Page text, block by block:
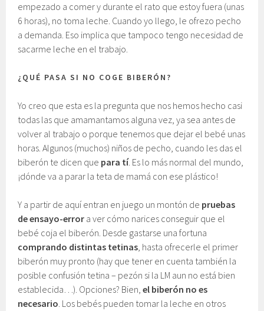
empezado a comer y durante el rato que estoy fuera (unas
6 horas), no toma leche. Cuando yo llego, le ofrezo pecho
a demanda. Eso implica que tampoco tengo necesidad de
sacarme leche en el trabajo.
¿QUÉ PASA SI NO COGE BIBERÓN?
Yo creo que esta es la pregunta que nos hemos hecho casi
todas las que amamantamos alguna vez, ya sea antes de
volver al trabajo o porque tenemos que dejar el bebé unas
horas. Algunos (muchos) niños de pecho, cuando les das el
biberón te dicen que para tí. Es lo más normal del mundo,
¡dónde va a parar la teta de mamá con ese plástico!
Y a partir de aquí entran en juego un montón de pruebas
de ensayo-error a ver cómo narices conseguir que el
bebé coja el biberón. Desde gastarse una fortuna
comprando distintas tetinas, hasta ofrecerle el primer
biberón muy pronto (hay que tener en cuenta también la
posible confusión tetina – pezón si la LM aun no está bien
establecida…). Opciones? Bien,el biberón no es
necesario. Los bebés pueden tomar la leche en otros